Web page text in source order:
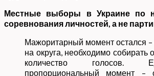
Местные выборы в Украине по
соревнования личностей, а не
Мажоритарный момент остался –
на округа, необходимо собирать
количество голосов.
пропорциональный момент –